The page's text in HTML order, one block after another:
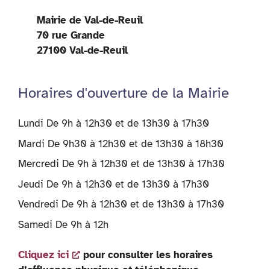
Mairie de Val-de-Reuil
70 rue Grande
27100 Val-de-Reuil
Horaires d'ouverture de la Mairie
Lundi De 9h à 12h30 et de 13h30 à 17h30
Mardi De 9h30 à 12h30 et de 13h30 à 18h30
Mercredi De 9h à 12h30 et de 13h30 à 17h30
Jeudi De 9h à 12h30 et de 13h30 à 17h30
Vendredi De 9h à 12h30 et de 13h30 à 17h30
Samedi De 9h à 12h
Cliquez ici
pour consulter les horaires